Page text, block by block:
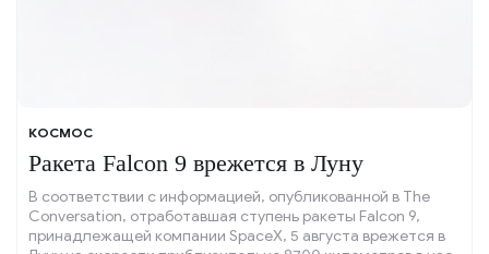
КОСМОС
Ракета Falcon 9 врежется в Луну
В соответствии с информацией, опубликованной в The
Conversation, отработавшая ступень ракеты Falcon 9,
принадлежащей компании SpaceX, 5 августа врежется в